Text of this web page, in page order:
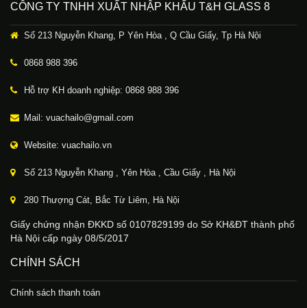
CÔNG TY TNHH XUẤT NHẬP KHẨU T&H GLASS 8
Số 213 Nguyễn Khang, P Yên Hòa , Q Cầu Giấy, Tp Hà Nội
0868 988 396
Hỗ trợ KH doanh nghiệp: 0868 988 396
Mail: vuachailo@gmail.com
Website: vuachailo.vn
Số 213 Nguyễn Khang , Yên Hòa , Cầu Giấy , Hà Nội
280 Thượng Cát, Bắc Từ Liêm, Hà Nội
Giấy chứng nhận ĐKKD số 0107829199 do Sở KH&ĐT thành phố
Hà Nội cấp ngày 08/5/2017
CHÍNH SÁCH
Chính sách thanh toán